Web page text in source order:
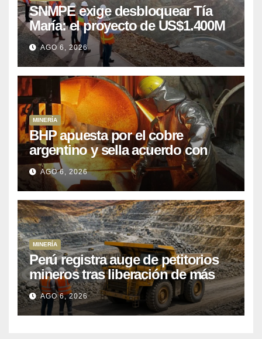
SNMPE exige desbloquear Tía
María: el proyecto de US$1.400M
que Perú lleva 15 años
posponiendo
AGO 6, 2026
MINERÍA
BHP apuesta por el cobre
argentino y sella acuerdo con
Kobrea para siete proyecto
AGO 6, 2026
MINERÍA
Perú registra auge de petitorios
mineros tras liberación de más
de mil concesiones para explorar
cobre y oro
AGO 6, 2026